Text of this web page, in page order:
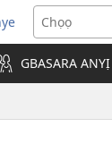
GBASARA ANYỊ